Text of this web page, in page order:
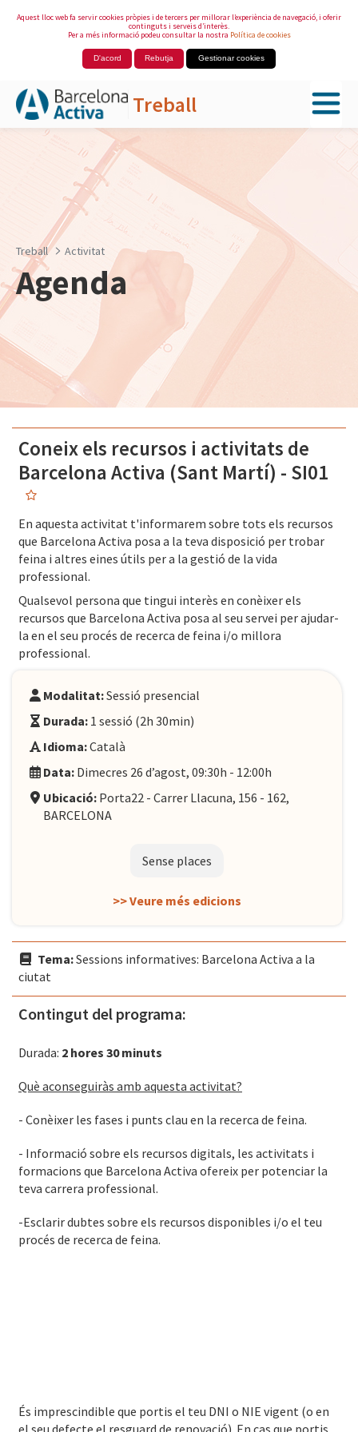
Aquest lloc web fa servir cookies pròpies i de tercers per millorar l’experiència de navegació, i oferir
continguts i serveis d’interès.
Per a més informació podeu consultar la nostra Política de cookies
D'acord Rebutja Gestionar cookies
Treball
Salta al contingut principal
Treball Activitat
Agenda
Coneix els recursos i activitats de
Barcelona Activa (Sant Martí) - SI01
En aquesta activitat t'informarem sobre tots els recursos
que Barcelona Activa posa a la teva disposició per trobar
feina i altres eines útils per a la gestió de la vida
professional.
Qualsevol persona que tingui interès en conèixer els
recursos que Barcelona Activa posa al seu servei per ajudar-
la en el seu procés de recerca de feina i/o millora
professional.
Modalitat:Sessió presencial
Durada: 1 sessió (2h 30min)
Idioma:Català
Data: Dimecres 26 d’agost, 09:30h - 12:00h
Ubicació: Porta22 - Carrer Llacuna, 156 - 162,
BARCELONA
Sense places
>> Veure més edicions
Tema:Sessions informatives: Barcelona Activa a la
ciutat
Contingut del programa:
Durada: 2 hores 30 minuts
Què aconseguiràs amb aquesta activitat?
- Conèixer les fases i punts clau en la recerca de feina.
- Informació sobre els recursos digitals, les activitats i
formacions que Barcelona Activa ofereix per potenciar la
teva carrera professional.
-Esclarir dubtes sobre els recursos disponibles i/o el teu
procés de recerca de feina.
És imprescindible que portis el teu DNI o NIE vigent (o en